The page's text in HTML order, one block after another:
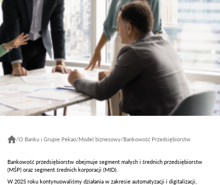
/O Banku i Grupie Pekao/Model biznesowy/Bankowość Przedsiębiorstw
Bankowość przedsiębiorstw obejmuje segment małych i średnich przedsiębiorstw
(MŚP) oraz segment średnich korporacji (MID).
W 2025 roku kontynuowaliśmy działania w zakresie automatyzacji i digitalizacji,